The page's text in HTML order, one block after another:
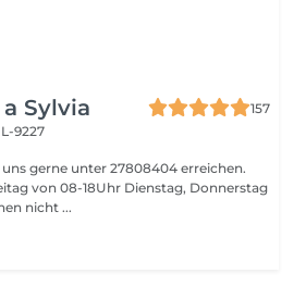
Sylvia
157
9227
uns gerne unter 27808404 erreichen.
von 08-18Uhr Dienstag, Donnerstag
können nicht ...